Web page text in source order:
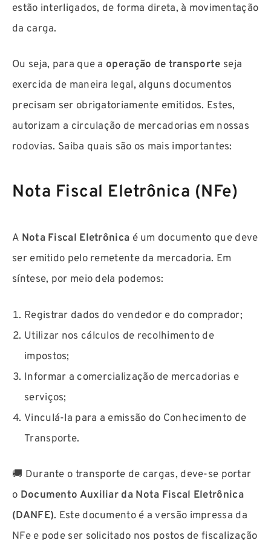
estão interligados, de forma direta, à movimentação
da carga.
Ou seja, para que a operação de transporte seja
exercida de maneira legal, alguns documentos
precisam ser obrigatoriamente emitidos. Estes,
autorizam a circulação de mercadorias em nossas
rodovias. Saiba quais são os mais importantes:
Nota Fiscal Eletrônica (NFe)
A Nota Fiscal Eletrônica é um documento que deve
ser emitido pelo remetente da mercadoria. Em
síntese, por meio dela podemos:
Registrar dados do vendedor e do comprador;
Utilizar nos cálculos de recolhimento de
impostos;
Informar a comercialização de mercadorias e
serviços;
Vinculá-la para a emissão do Conhecimento de
Transporte.
🚚 Durante o transporte de cargas, deve-se portar
o Documento Auxiliar da Nota Fiscal Eletrônica
(DANFE). Este documento é a versão impressa da
NFe e pode ser solicitado nos postos de fiscalização